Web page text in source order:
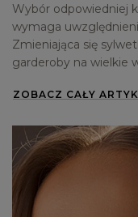
Wybór odpowiedniej
wymaga
Zmieniająca się
garderoby na wielkie
ZOBACZ CAŁY